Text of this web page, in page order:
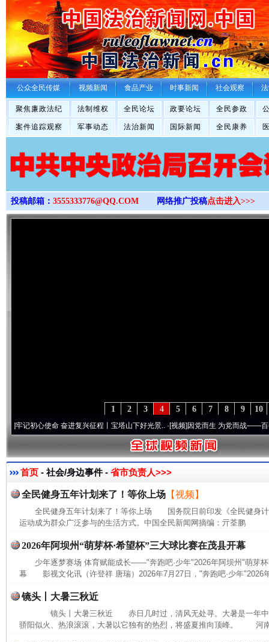
>
公众全民传媒 视频新闻 食品产业 时事新闻 社会观察
聚焦廉政法纪 法制维权 全民论坛 政要论坛 全民参政
案件追踪观察 军事动态 法治新闻 国际新闻 全民康养
投稿邮箱： 3555333776@QQ.COM 网络推广投稿点击进入>>>
10
9
8
7
6
5
4
3
2
1
初心使命 奋进复兴征程丨宝塔山下好光景..·[视频]因党而生 为党而战——百年“纪”
首页 - 社会/身边事件 - 省市负责人>>>
全民健身五年计划来了！等你上场 【视频】
全民健身五年计划来了！等你上场 国务院日前印发《全民健身计
运动成为群众广泛参与的生活方式。中国全民新闻网摘编：亓荃鹏
2026年阿坝州“萌芽杯·希望杯”三大球比赛在茂县开幕
少年逐梦赛场 体育赋能成长——"奔跑吧·少年"2026年阿坝州"萌芽
幕 影视文化讯（许登祥 唐瑞）2026年7月27日，"奔跑吧·少年"2026
镜头丨大暑三秋近
镜头丨大暑三秋近 赤日几时过，清风无处寻。大暑是一年中
骄阳似火、热浪滚滚，大暑以它独有的热烈，将盛夏推向顶峰。 河